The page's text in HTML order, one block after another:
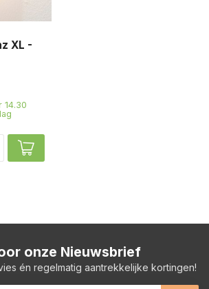
XL -
14.30
onze Nieuwsbrief
én regelmatig aantrekkelijke kortingen!